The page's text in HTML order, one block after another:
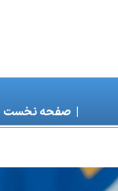
| صفحه نخست